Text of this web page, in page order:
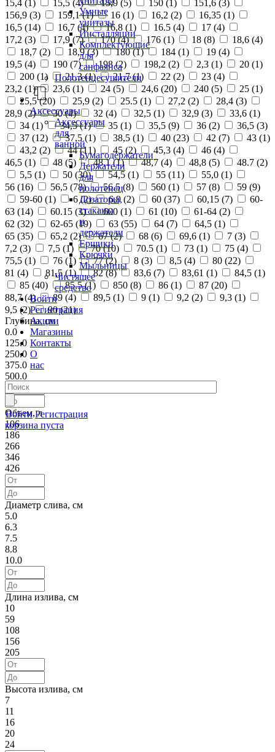
Умные
унитазы
Инсталляции
Комплектующие
для
санфаянса
Полотенцесушители
Аксессуары
Аксессуары
для
ванной
Бумагодержатели
Держатели
для
полотенец
Дозаторы,
стаканы
и
держатели
Ершики
Крючки
Мыльницы
Чистящее
средство
Войти
Регистрация
Акции
Магазины
Контакты
О
нас
Войти Регистрация
корзина пуста
15,4 (1 ) 15,5 (4) 15,9 (5) 150 (1 ) 151,6 (3)
156,9 (3) 159,1 (1) 16 (1) 16,2 (2) 16,35 (1)
16,5 (14) 16,7 (4) 16,8 (1) 16.5 (4) 17 (4)
17,2 (3) 17,9 (7) 170 (4) 176 (1) 18 (8) 18,6 (4)
18,7 (2) 18,9 (3) 180 (1) 184 (1) 19 (4)
19,5 (4) 190 (7) 198 (2) 198,2 (2) 2,3 (1) 20 (1)
200 (1) 21,3 (1) 21,7 (1) 22 (2) 23 (4)
23,2 (1) 23,6 (1) 24 (5) 24,6 (20) 240 (5) 25 (1)
25,5 (20) 25,9 (2) 25.5 (1) 27,2 (2) 28,4 (3)
28,9 (2) 30 (4) 32 (4) 32,5 (1) 32,9 (3) 33,6 (1)
34 (1) 34,5 (1) 35 (1) 35,5 (9) 36 (2) 36,5 (3)
37 (12) 37,5 (1) 38,5 (1) 40 (23) 42 (7) 43 (1)
43,2 (2) 44 (11) 45 (2) 45,3 (4) 46 (4)
46,5 (1) 48 (5) 48,1 (1) 48,7 (4) 48,8 (5) 48.7 (2)
5,5 (1) 50 (30) 54,5 (1) 55 (11) 55,0 (1)
56 (16) 56,5 (78) 56.5 (8) 560 (1) 57 (8) 59 (9)
59-60 (1) 6 (2) 6,9 (2) 60 (37) 60,15 (7)
60-
63 (14) 60.15 (3) 600 (1) 61 (10) 61-64 (2)
62 (32) 62-65 (19) 63 (55) 64 (7) 64,5 (1)
65 (35) 65,2 (2) 67 (2) 68 (6) 69,6 (1) 7 (3)
7,2 (3) 7,5 (1) 70 (10) 70.5 (1) 73 (1) 75 (4)
75,5 (1) 76 (1) 77 (2) 8 (3) 8,5 (4) 80 (22)
81 (4) 81,5 (1) 82 (8) 83,6 (7) 83,61 (1) 84,5 (1)
85 (40) 85,5 (1) 850 (8) 86 (1) 87 (20)
88,7 (4) 89 (4) 89,5 (1) 9 (1) 9,2 (2) 9,3 (1)
9,5 (2) 90 (21)
Глубина, см
0.0
125.0
250.0
375.0
500.0
Объем, л
106
186
266
346
426
Диаметр слива, см
5.0
6.3
7.5
8.8
10.0
Длина излива, см
10
59
108
156
205
Высота излива, см
7
11
16
20
24